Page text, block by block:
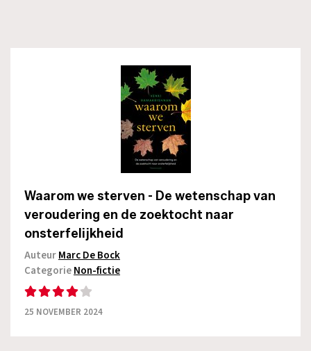
Waarom we sterven - De wetenschap van
veroudering en de zoektocht naar
onsterfelijkheid
AuteurMarc De Bock
CategorieNon-fictie
25 NOVEMBER 2024